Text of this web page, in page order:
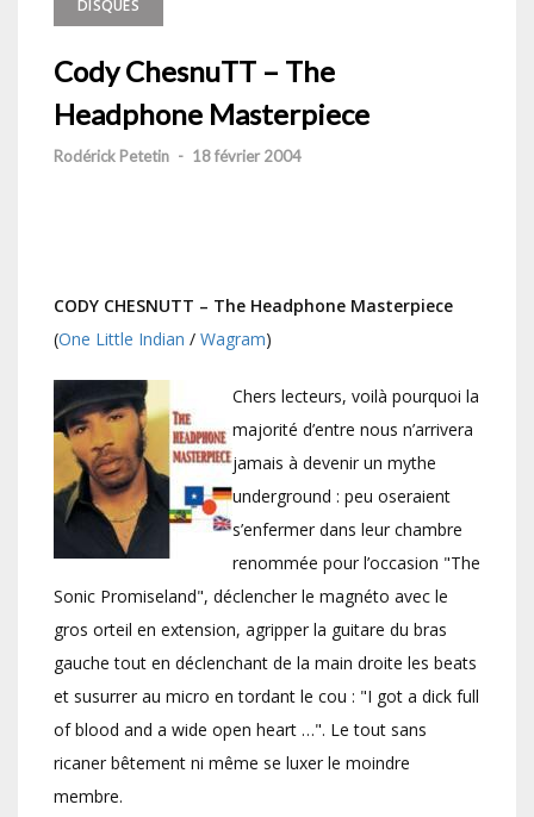
DISQUES
Cody ChesnuTT – The
Headphone Masterpiece
Rodérick Petetin - 18 février 2004
CODY CHESNUTT – The Headphone Masterpiece
(One Little Indian / Wagram)
Chers lecteurs, voilà pourquoi la
majorité d’entre nous n’arrivera
jamais à devenir un mythe
underground : peu oseraient
s’enfermer dans leur chambre
renommée pour l’occasion "The
Sonic Promiseland", déclencher le magnéto avec le
gros orteil en extension, agripper la guitare du bras
gauche tout en déclenchant de la main droite les beats
et susurrer au micro en tordant le cou : "I got a dick full
of blood and a wide open heart …". Le tout sans
ricaner bêtement ni même se luxer le moindre
membre.